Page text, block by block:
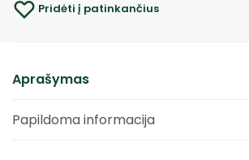
Pridėti į patinkančius
Aprašymas
Papildoma informacija